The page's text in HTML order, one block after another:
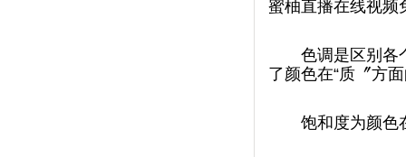
蜜柚直播在线视频
色调是区别各
了颜色在“质〞方面
饱和度为颜色